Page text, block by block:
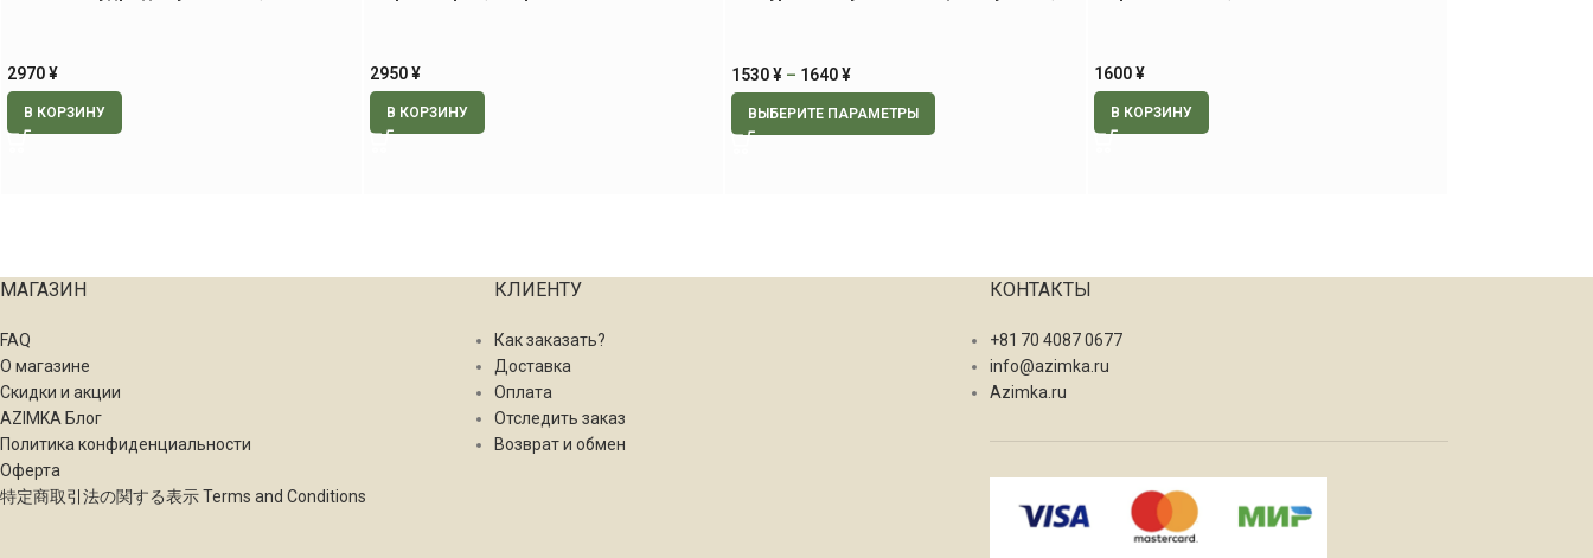
2970¥
В КОРЗИНУ
2950¥
В КОРЗИНУ
1530¥ – 1640¥
ВЫБЕРИТЕ ПАРАМЕТРЫ
1600¥
В КОРЗИНУ
МАГАЗИН
FAQ
О магазине
Скидки и акции
AZIMKA Блог
Политика конфиденциальности
Оферта
特定商取引法の関する表示 Terms and Conditions
КЛИЕНТУ
Как заказать?
Доставка
Оплата
Отследить заказ
Возврат и обмен
КОНТАКТЫ
+81 70 4087 0677
info@azimka.ru
Azimka.ru